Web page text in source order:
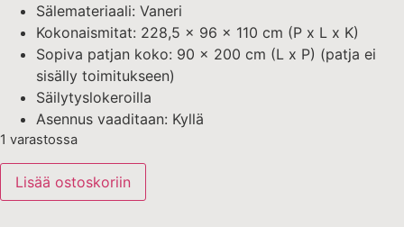
Sälemateriaali: Vaneri
Kokonaismitat: 228,5 x 96 x 110 cm (P x L x K)
Sopiva patjan koko: 90 x 200 cm (L x P) (patja ei
sisälly toimitukseen)
Säilytyslokeroilla
Asennus vaaditaan: Kyllä
1 varastossa
Lisää ostoskoriin